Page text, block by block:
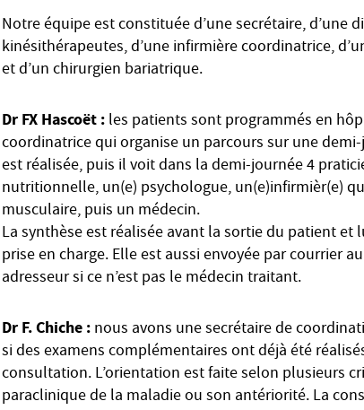
Notre équipe est constituée d’une secrétaire, d’une
kinésithérapeutes, d’une infirmière coordinatrice,
et d’un chirurgien bariatrique.
Dr FX Hascoët : les patients sont programmés en
coordinatrice qui organise un parcours sur une
est réalisée, puis il voit dans la demi-journée 4
nutritionnelle, un(e) psychologue, un(e)infirmièr(e)
musculaire, puis un médecin.
La synthèse est réalisée avant la sortie du patient
prise en charge. Elle est aussi envoyée par courrier
adresseur si ce n’est pas le médecin traitant.
Dr F. Chiche : nous avons une secrétaire de
si des examens complémentaires ont déjà été
consultation. L’orientation est faite selon plusieurs
paraclinique de la maladie ou son antériorité. La